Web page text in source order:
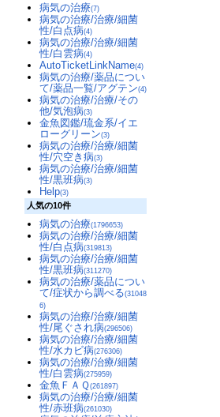
病気の治療(7)
病気の治療/治療/細菌
性/白点病(4)
病気の治療/治療/細菌
性/白雲病(4)
AutoTicketLinkName(4)
病気の治療/薬品につい
て/薬品一覧/アグテン(4)
病気の治療/治療/その
他/気泡病(3)
金魚図鑑/琉金系/イエ
ローグリーン(3)
病気の治療/治療/細菌
性/穴空き病(3)
病気の治療/治療/細菌
性/黒班病(3)
Help(3)
人気の10件
病気の治療(1796653)
病気の治療/治療/細菌
性/白点病(319813)
病気の治療/治療/細菌
性/黒班病(311270)
病気の治療/薬品につい
て/症状から調べる(31048
6)
病気の治療/治療/細菌
性/尾ぐされ病(296506)
病気の治療/治療/細菌
性/水カビ病(276306)
病気の治療/治療/細菌
性/白雲病(275959)
金魚ＦＡＱ(261897)
病気の治療/治療/細菌
性/赤班病(261030)